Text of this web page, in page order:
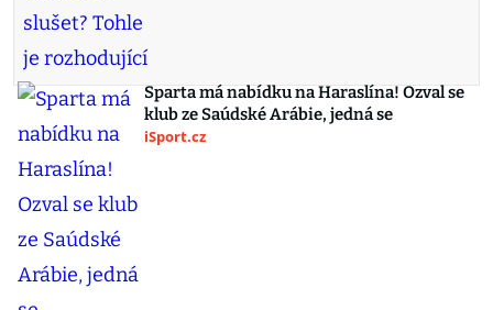
Sparta má nabídku na Haraslína! Ozval se
klub ze Saúdské Arábie, jedná se
iSport.cz